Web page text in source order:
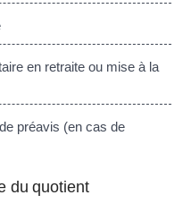
en retraite ou mise à la
préavis (en cas de
du quotient